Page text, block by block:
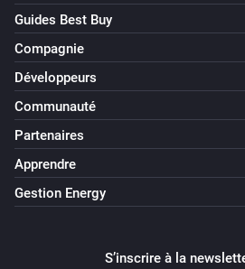
Guides Best Buy
Compagnie
Développeurs
Communauté
Partenaires
Apprendre
Gestion Energy
S’inscrire à la